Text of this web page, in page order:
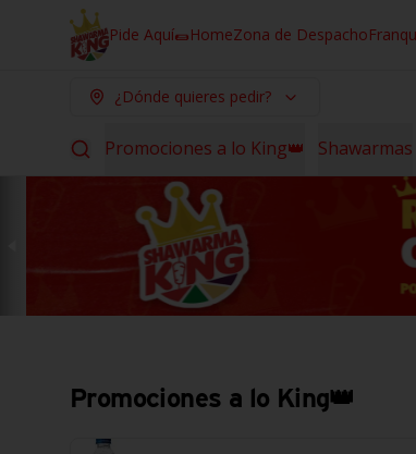
Pide Aquí🌯HomeZona de Despacho
¿Dónde quieres pedir?
Promociones a lo King👑 Shawarmas
Promociones a lo King👑